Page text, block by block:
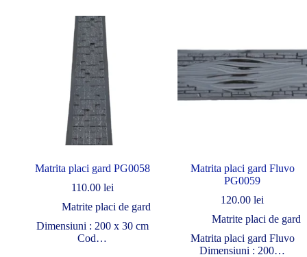
Matrita placi gard PG0058
110.00 lei
Matrite placi de gard
Dimensiuni : 200 x 30 cm
Cod…
Matrita placi gard Fluvo
PG0059
120.00 lei
Matrite placi de gard
Matrita placi gard Fluvo
Dimensiuni : 200…